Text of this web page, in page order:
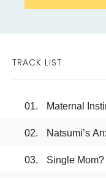
TRACK LIST
Maternal
Natsumi’s
Single Mom?